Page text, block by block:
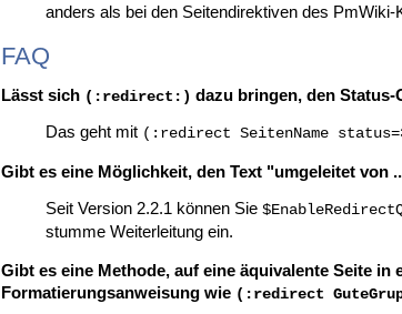
anders als bei den Seitendirektiven des
FAQ
Lässt sich (:redirect:) dazu bringen, den Status-
Das geht mit (:redirect SeitenName
Gibt es eine Möglichkeit, den Text "umgeleitet von
Seit Version 2.2.1 können Sie
stumme Weiterleitung ein.
Gibt es eine Methode, auf eine äquivalente Seite
Formatierungsanweisung wie (:redirect